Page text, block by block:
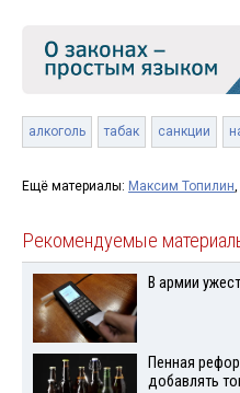
алкоголь табак санкции
Ещё материалы: Максим Топилин,
Рекомендуемые
В армии
Пенная
добавлять